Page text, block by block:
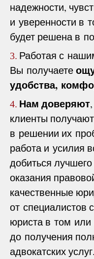
надежности,
и уверенности в
будет решена в
3. Работая с
Вы получаете
удобства,
4. Нам доверяют
клиенты
в решении их
работа и усилия
добиться
оказания
качественные
от специалистов
юриста в том
до получения
адвокатских услуг.